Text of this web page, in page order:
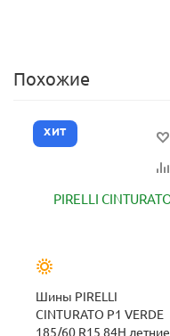
Похожие
ХИТ
Шины PIRELLI
CINTURATO P1 VERDE
185/60 R15 84H летние